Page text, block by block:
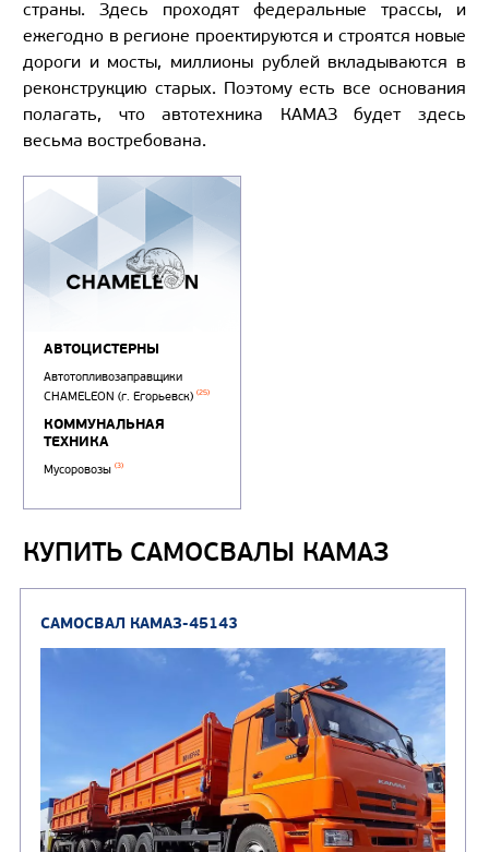
страны. Здесь проходят федеральные трассы, и
ежегодно в регионе проектируются и строятся новые
дороги и мосты, миллионы рублей вкладываются в
реконструкцию старых. Поэтому есть все основания
полагать, что автотехника КАМАЗ будет здесь
весьма востребована.
Автотопливозаправщики
CHAMELEON (г. Егорьевск)(25)
КОММУНАЛЬНАЯ
ТЕХНИКА
КУПИТЬ САМОСВАЛЫ КАМАЗ